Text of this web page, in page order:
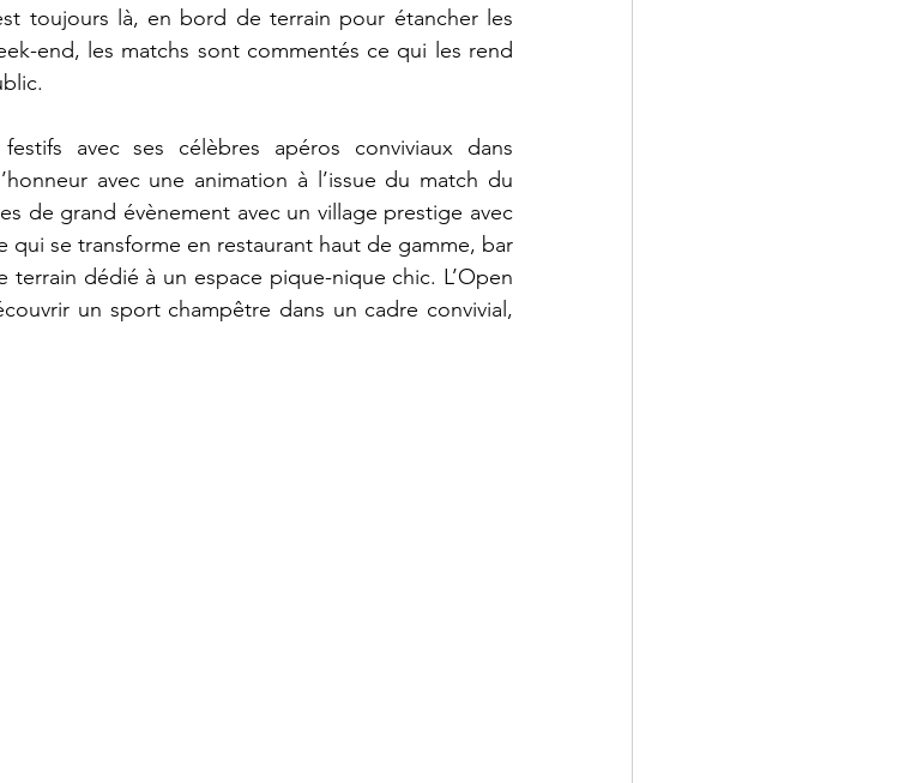
toujours là, en bord de terrain pour étancher les
end, les matchs sont commentés ce qui les rend
avec ses célèbres apéros conviviaux dans
avec une animation à l’issue du match du
de grand évènement avec un village prestige avec
se transforme en restaurant haut de gamme, bar
dédié à un espace pique-nique chic. L’Open
un sport champêtre dans un cadre convivial,